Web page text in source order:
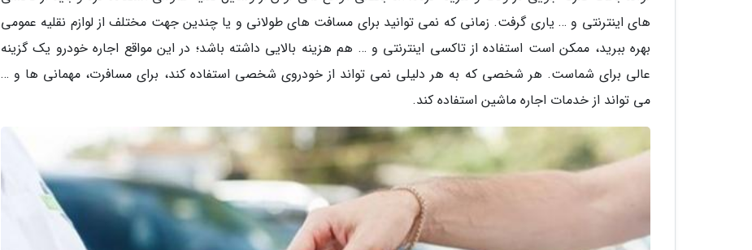
های اینترنتی و … یاری گرفت. زمانی که نمی توانید برای مسافت های طولانی و یا چندین جهت مختلف از لوازم نقلیه عمومی
بهره ببرید، ممکن است استفاده از تاکسی اینترنتی و … هم هزینه بالایی داشته باشد؛ در این مواقع اجاره خودرو یک گزینه
عالی برای شماست. هر شخصی که به هر دلیلی نمی تواند از خودروی شخصی استفاده کند، برای مسافرت، مهمانی ها و …
می تواند از خدمات اجاره ماشین استفاده کند.